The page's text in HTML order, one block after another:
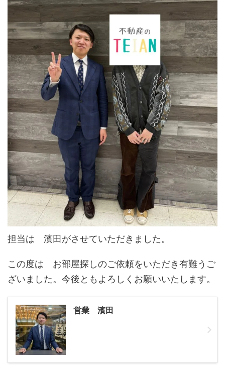
担当は 濱田がさせていただきました。
この度は お部屋探しのご依頼をいただき有難うご
ざいました。今後ともよろしくお願いいたします。
営業 濱田